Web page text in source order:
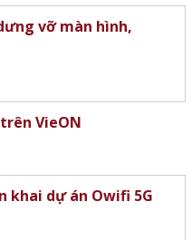
vỡ màn hình,
VieON
khai dự án Owifi 5G